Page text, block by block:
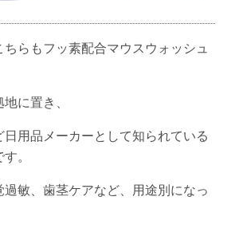
ちらもフッ素配合マウスウォッシュ
に置き、
用品メーカーとして知られている
。
過敏、歯茎ケアなど、用途別になっ